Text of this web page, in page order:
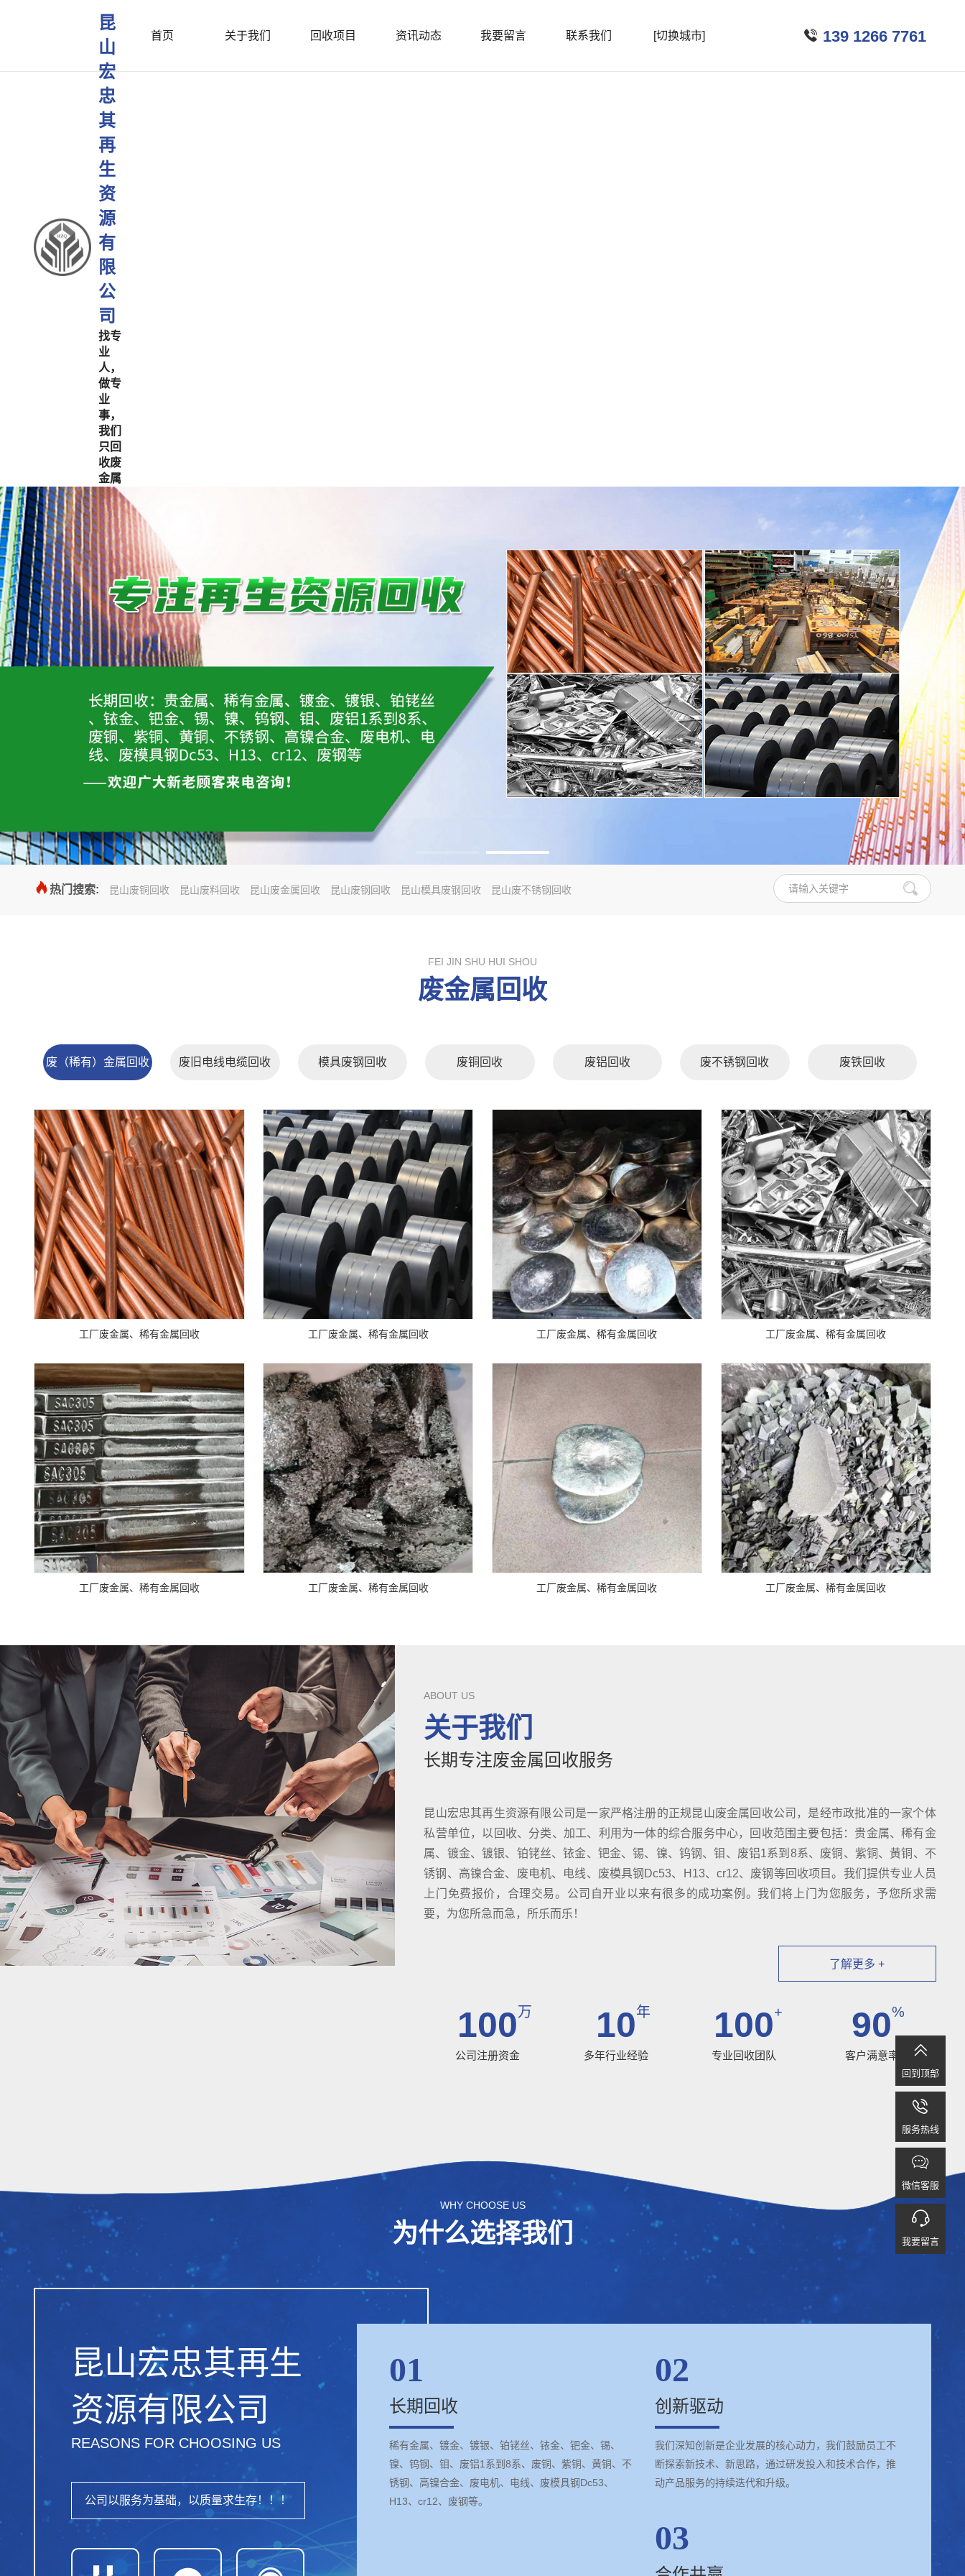
昆
山
宏
忠
其
再
生
资
源
有
限
公
司
找专
业
人，
做专
业
事，
我们
只回
收废
金属
首页 关于我们 回收项目 资讯动态 我要留言 联系我们 [切换城市]  139 1266 7761
热门搜索: 昆山废铜回收 昆山废料回收 昆山废金属回收 昆山废钢回收 昆山模具废钢回收 昆山废不锈钢回收
FEI JIN SHU HUI SHOU
废金属回收
废（稀有）金属回收 废旧电线电缆回收 模具废钢回收 废铜回收 废铝回收 废不锈钢回收 废铁回收
工厂废金属、稀有金属回收 工厂废金属、稀有金属回收 工厂废金属、稀有金属回收 工厂废金属、稀有金属回收
工厂废金属、稀有金属回收 工厂废金属、稀有金属回收 工厂废金属、稀有金属回收 工厂废金属、稀有金属回收
ABOUT US
关于我们
长期专注废金属回收服务
昆山宏忠其再生资源有限公司是一家严格注册的正规昆山废金属回收公司，是经市政批准的一家个体
私营单位，以回收、分类、加工、利用为一体的综合服务中心，回收范围主要包括：贵金属、稀有金
属、镀金、镀银、铂铑丝、铱金、钯金、锡、镍、钨钢、钼、废铝1系到8系、废铜、紫铜、黄铜、不
锈钢、高镍合金、废电机、电线、废模具钢Dc53、H13、cr12、废钢等回收项目。我们提供专业人员
上门免费报价，合理交易。公司自开业以来有很多的成功案例。我们将上门为您服务，予您所求需
要，为您所急而急，所乐而乐！
了解更多 +
100万
公司注册资金
10年
多年行业经验
100+
专业回收团队
90%
客户满意率
WHY CHOOSE US
为什么选择我们
昆山宏忠其再生
资源有限公司
REASONS FOR CHOOSING US
公司以服务为基础，以质量求生存！！！
01
长期回收
稀有金属、镀金、镀银、铂铑丝、铱金、钯金、锡、
镍、钨钢、钼、废铝1系到8系、废铜、紫铜、黄铜、不
锈钢、高镍合金、废电机、电线、废模具钢Dc53、
H13、cr12、废钢等。
02
创新驱动
我们深知创新是企业发展的核心动力，我们鼓励员工不
断探索新技术、新思路，通过研发投入和技术合作，推
动产品服务的持续迭代和升级。
03

回到顶部

服务热线

微信客服

我要留言